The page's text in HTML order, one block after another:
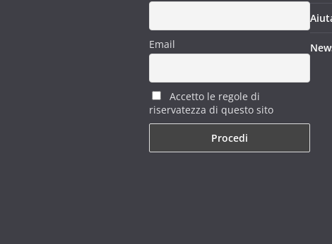
Email
Accetto le regole di
riservatezza di questo sito